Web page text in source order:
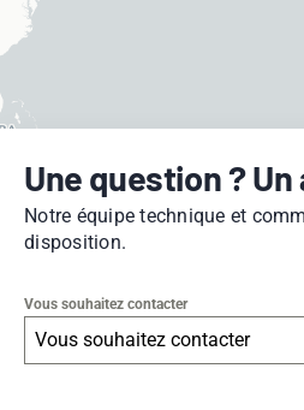
Une question ? Un
Notre équipe technique et
disposition.
Vous souhaitez contacter
Vous souhaitez contacter